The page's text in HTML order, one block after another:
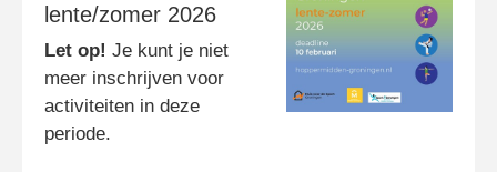
lente/zomer 2026
Let op! Je kunt je niet
meer inschrijven voor
activiteiten in deze
periode.